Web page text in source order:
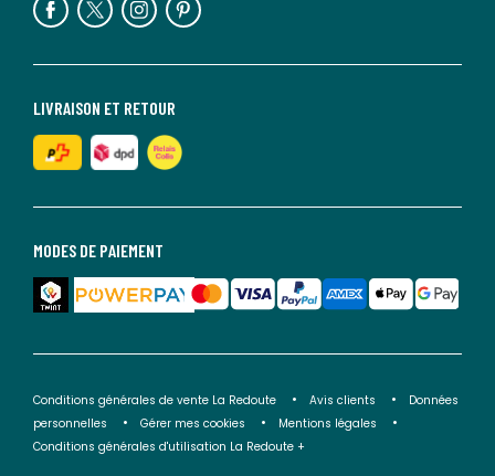
MODES DE PAIEMENT
LIVRAISON ET RETOUR
Conditions générales de vente La Redoute Avis clients
Données
personnelles
Gérer mes cookies
Mentions légales
Conditions générales d'utilisation La Redoute +